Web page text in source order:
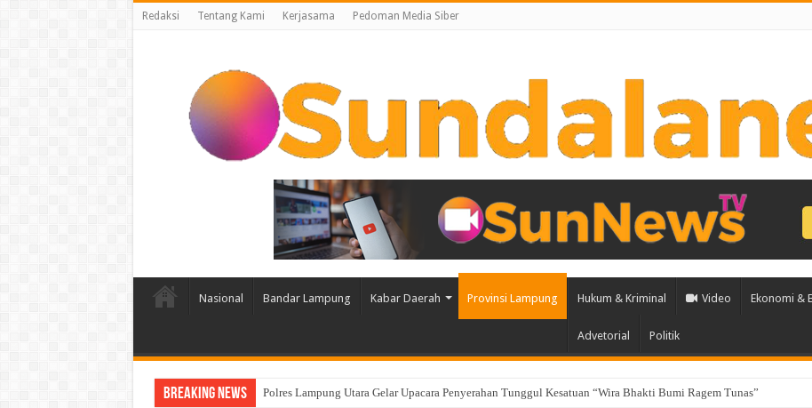
Redaksi Tentang Kami Kerjasama Pedoman Media Siber
Nasional Bandar Lampung Kabar Daerah Provinsi Lampung Hukum & Kriminal Video Ekonomi &
Advetorial Politik
Breaking News Lampung Membuka Babak Baru Pembangunan Berbasis Data melalui Peluncuran Satelit Lampung-1 Berbasis AI